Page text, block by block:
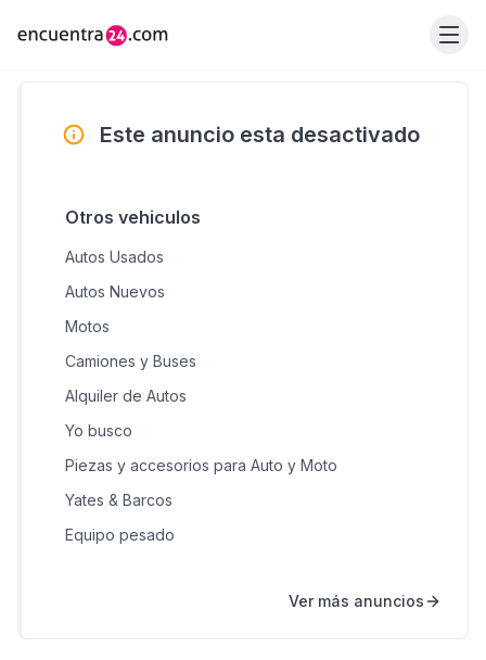
Este anuncio esta desactivado
Otros vehiculos
Autos Usados
Autos Nuevos
Motos
Camiones y Buses
Alquiler de Autos
Yo busco
Piezas y accesorios para Auto y Moto
Yates & Barcos
Equipo pesado
Ver más anuncios